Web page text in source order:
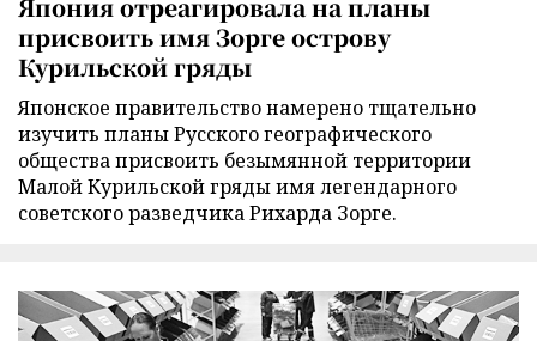
Япония отреагировала на планы
присвоить имя Зорге острову
Курильской гряды
Японское правительство намерено тщательно
изучить планы Русского географического
общества присвоить безымянной территории
Малой Курильской гряды имя легендарного
советского разведчика Рихарда Зорге.